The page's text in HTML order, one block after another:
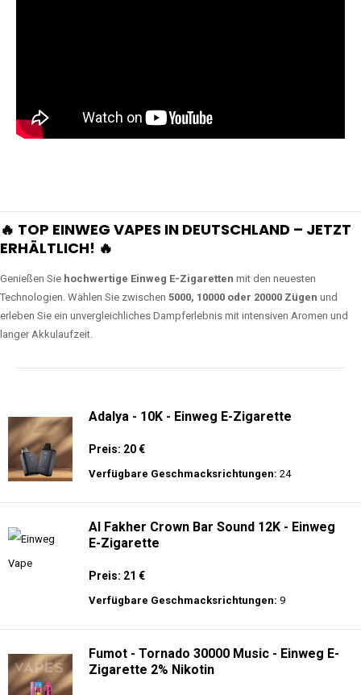
🔥 TOP EINWEG VAPES IN DEUTSCHLAND – JETZT
ERHÄLTLICH! 🔥
Genießen Sie hochwertige Einweg E-Zigaretten mit den neuesten
Technologien. Wählen Sie zwischen 5000, 10000 oder 20000 Zügen und
erleben Sie ein unvergleichliches Dampferlebnis mit intensiven Aromen und
langer Akkulaufzeit.
Adalya - 10K - Einweg E-Zigarette
Preis: 20 €
Verfügbare Geschmacksrichtungen: 24
Al Fakher Crown Bar Sound 12K - Einweg
E-Zigarette
Preis: 21 €
Verfügbare Geschmacksrichtungen: 9
Fumot - Tornado 30000 Music - Einweg E-
Zigarette 2% Nikotin